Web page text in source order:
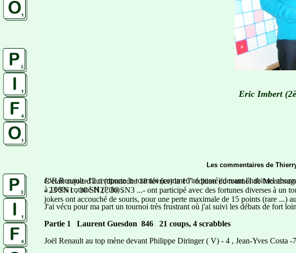
Eric Imbert
Les commentaires de
C'était aujourd'hui (dimanche 18 février) la 10° édition du tournoi de
- 23 SN1 , 30 SN2 , 30 SN3 ...- ont participé avec des fortunes diverses à un
jokers ont accouché de souris, pour une perte maximale de 15 points (rare ...)
Joël Renault -12 remporte le tournoi (comme l'an passé) devant l'habituel
à 100% comité H (Pifo) .
J'ai vécu pour ma part un tournoi très frustrant où j'ai suivi les débats de fort
Partie 1 Laurent Guesdon 846 21 coups, 4 scrabbles
Joël Renault au top mène devant Philippe Diringer ( V) - 4 , Jean-Yves